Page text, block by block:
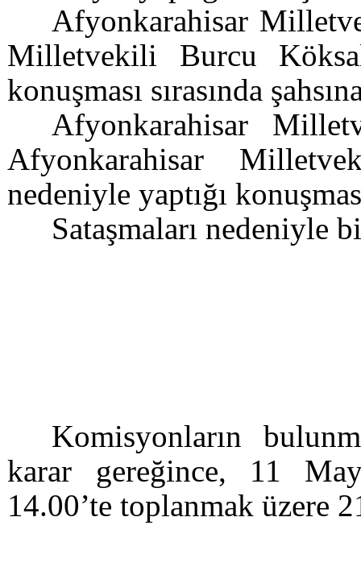
Afyonkarahisar
Milletvekili Burcu
konuşması sırasında
Afyonkarahisar
Afyonkarahisar
nedeniyle yaptığı
Sataşmaları nedeniyle
Komisyonların
karar gereğince, 11
14.00’te toplanmak üzere